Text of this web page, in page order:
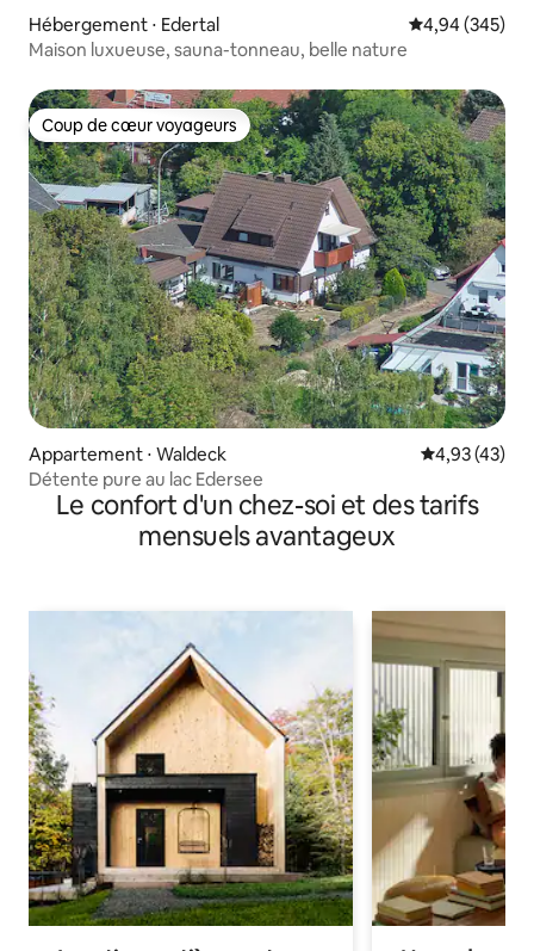
Hébergement ⋅ Edertal Évaluation
4,94 (345)
Maison luxueuse, sauna-tonneau, belle nature
Coup de cœur voyageurs
Coup de cœur voyageurs
Appartement ⋅ Waldeck Évaluation
4,93 (43)
Détente pure au lac Edersee
Le confort d'un chez-soi et des tarifs
mensuels avantageux